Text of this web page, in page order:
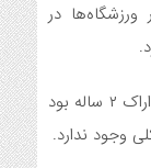
در
خطیبی افزود: قرارداد بازیکنان تیم آلومینیوم اراک ۲ ساله بود
وجود ندارد.